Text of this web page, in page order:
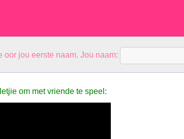
oor jou eerste naam. Jou naam:
om met vriende te speel: